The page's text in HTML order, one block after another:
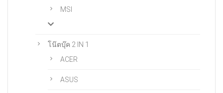
MSI
โน๊ตบุ๊ค 2 IN 1
ACER
ASUS